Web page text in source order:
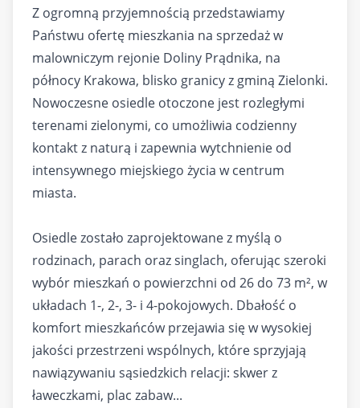
Z ogromną przyjemnością przedstawiamy
Państwu ofertę mieszkania na sprzedaż w
malowniczym rejonie Doliny Prądnika, na
północy Krakowa, blisko granicy z gminą Zielonki.
Nowoczesne osiedle otoczone jest rozległymi
terenami zielonymi, co umożliwia codzienny
kontakt z naturą i zapewnia wytchnienie od
intensywnego miejskiego życia w centrum
miasta.
Osiedle zostało zaprojektowane z myślą o
rodzinach, parach oraz singlach, oferując szeroki
wybór mieszkań o powierzchni od 26 do 73 m², w
układach 1-, 2-, 3- i 4-pokojowych. Dbałość o
komfort mieszkańców przejawia się w wysokiej
jakości przestrzeni wspólnych, które sprzyjają
nawiązywaniu sąsiedzkich relacji: skwer z
ławeczkami, plac zabaw...